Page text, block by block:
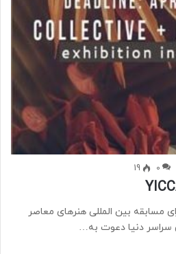
0
19
مسابقه بین المللی هنرهای معاصر